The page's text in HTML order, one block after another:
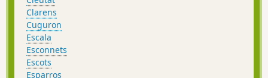
Clarens
Cuguron
Escala
Esconnets
Escots
Esparros